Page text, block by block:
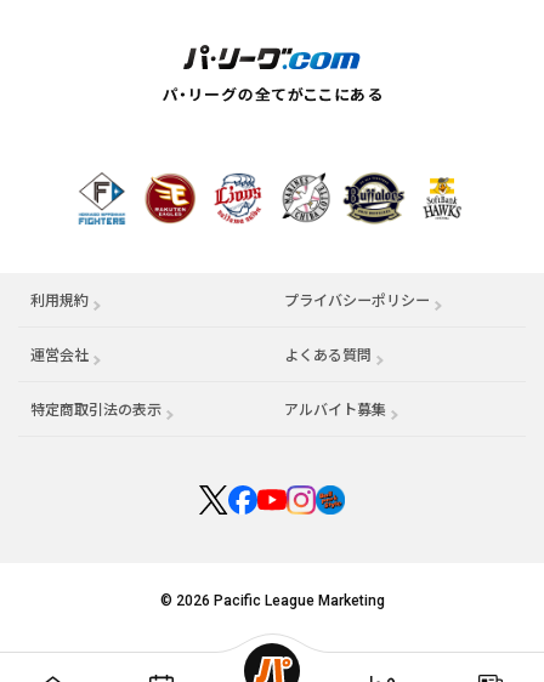
利用規約 プライバシーポリシー
運営会社 （別ウィンドウで開く） よくある質問
特定商取引法の表示 アルバイト募集 （別ウィンドウで開く
© 2026 Pacific League Marketing